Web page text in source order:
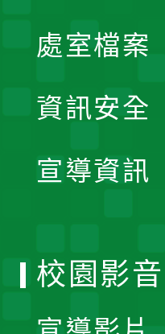
處室檔案
資訊安全
宣導資訊
校園影音